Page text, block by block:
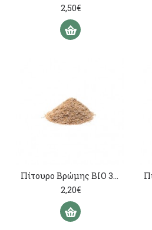
2,50€
Πίτουρο Βρώμης ΒΙΟ 300γρ
2,20€